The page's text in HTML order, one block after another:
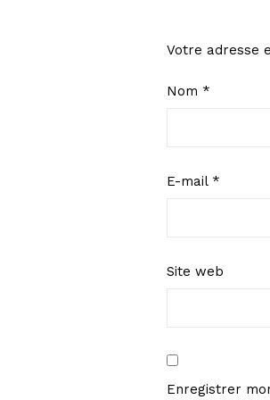
Votre adresse
Nom *
E-mail *
Site web
Enregistrer